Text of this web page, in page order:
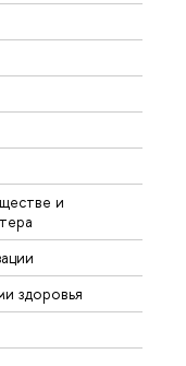
и
здоровья